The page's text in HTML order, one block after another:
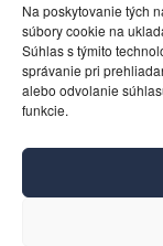
Na poskytovanie tých
súbory cookie na
Súhlas s týmito
správanie pri
alebo odvolanie
funkcie.